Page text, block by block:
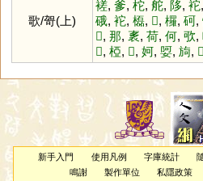
歌/哿(上)
褨, 爹, 柁, 舵, 陊, 袉,
硪, 袉, 㰁, 𩝢, 欏, 砢,
𢄴, 那, 袲, 荷, 何, 㰤,
𨵌, 椏, 𣘨, 妸, 娿, 㫊, 𧙃
新手入門 使用凡例 字庫統計
鳴謝
製作單位 私隱政策